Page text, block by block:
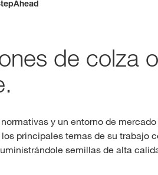
de colza
y un entorno de
principales temas de su
semillas de alta